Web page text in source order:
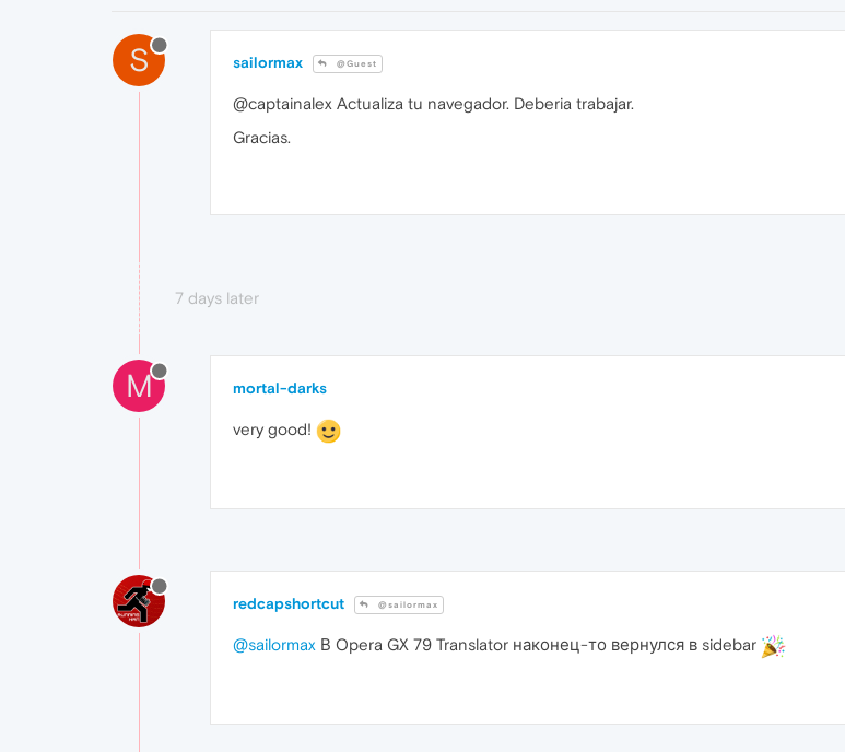
S sailormax @Guest
@captainalex Actualiza tu navegador. Deberia trabajar.
Gracias.
7 days later
M mortal-darks
very good!
redcapshortcut @sailormax
@sailormax В Opera GX 79 Translator наконец-то вернулся в sidebar